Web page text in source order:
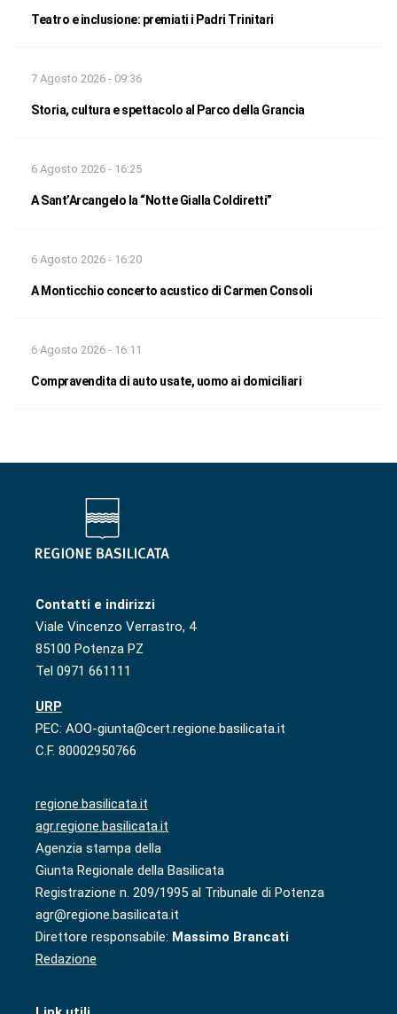
Teatro e inclusione: premiati i Padri Trinitari
7 Agosto 2026 - 09:36
Storia, cultura e spettacolo al Parco della Grancia
6 Agosto 2026 - 16:25
A Sant’Arcangelo la “Notte Gialla Coldiretti”
6 Agosto 2026 - 16:20
A Monticchio concerto acustico di Carmen Consoli
6 Agosto 2026 - 16:11
Compravendita di auto usate, uomo ai domiciliari
Contatti e indirizzi
Viale Vincenzo Verrastro, 4
85100 Potenza PZ
Tel 0971 661111
URP
PEC: AOO-giunta@cert.regione.basilicata.it
C.F. 80002950766
regione.basilicata.it
agr.regione.basilicata.it
Agenzia stampa della
Giunta Regionale della Basilicata
Registrazione n. 209/1995 al Tribunale di Potenza
agr@regione.basilicata.it
Direttore responsabile: Massimo Brancati
Redazione